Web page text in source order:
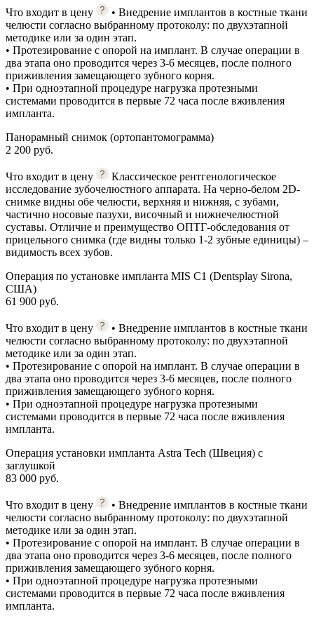
Что входит в цену
• Внедрение имплантов в костные ткани
челюсти согласно выбранному протоколу: по двухэтапной
методике или за один этап.
• Протезирование с опорой на имплант. В случае операции в
два этапа оно проводится через 3-6 месяцев, после полного
приживления замещающего зубного корня.
• При одноэтапной процедуре нагрузка протезными
системами проводится в первые 72 часа после вживления
импланта.
Панорамный снимок (ортопантомограмма)
2 200 руб.
Что входит в цену
Классическое рентгенологическое
исследование зубочелюстного аппарата. На черно-белом 2D-
снимке видны обе челюсти, верхняя и нижняя, с зубами,
частично носовые пазухи, височный и нижнечелюстной
суставы. Отличие и преимущество ОПТГ-обследования от
прицельного снимка (где видны только 1-2 зубные единицы) –
видимость всех зубов.
Операция по установке импланта MIS C1 (Dentsplay Sirona,
США)
61 900 руб.
Что входит в цену
• Внедрение имплантов в костные ткани
челюсти согласно выбранному протоколу: по двухэтапной
методике или за один этап.
• Протезирование с опорой на имплант. В случае операции в
два этапа оно проводится через 3-6 месяцев, после полного
приживления замещающего зубного корня.
• При одноэтапной процедуре нагрузка протезными
системами проводится в первые 72 часа после вживления
импланта.
Операция установки импланта Astra Tech (Швеция) с
заглушкой
83 000 руб.
Что входит в цену
• Внедрение имплантов в костные ткани
челюсти согласно выбранному протоколу: по двухэтапной
методике или за один этап.
• Протезирование с опорой на имплант. В случае операции в
два этапа оно проводится через 3-6 месяцев, после полного
приживления замещающего зубного корня.
• При одноэтапной процедуре нагрузка протезными
системами проводится в первые 72 часа после вживления
импланта.